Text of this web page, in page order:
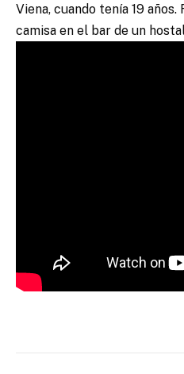
Viena, cuando tenía 19
camisa en el bar de un